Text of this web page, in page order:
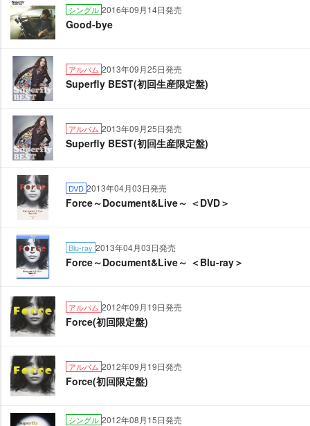
シングル 2016年09月14日発売
Good-bye
アルバム 2013年09月25日発売
Superfly BEST(初回生産限定盤)
アルバム 2013年09月25日発売
Superfly BEST(初回生産限定盤)
DVD 2013年04月03日発売
Force～Document&Live～ ＜DVD＞
Blu-ray 2013年04月03日発売
Force～Document&Live～ ＜Blu-ray＞
アルバム 2012年09月19日発売
Force(初回限定盤)
アルバム 2012年09月19日発売
Force(初回限定盤)
シングル 2012年08月15日発売